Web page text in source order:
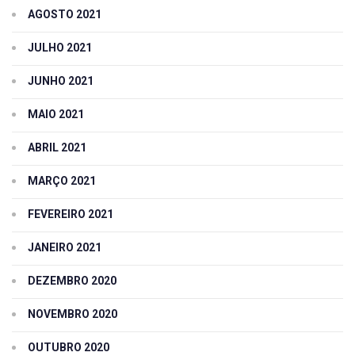
AGOSTO 2021
JULHO 2021
JUNHO 2021
MAIO 2021
ABRIL 2021
MARÇO 2021
FEVEREIRO 2021
JANEIRO 2021
DEZEMBRO 2020
NOVEMBRO 2020
OUTUBRO 2020